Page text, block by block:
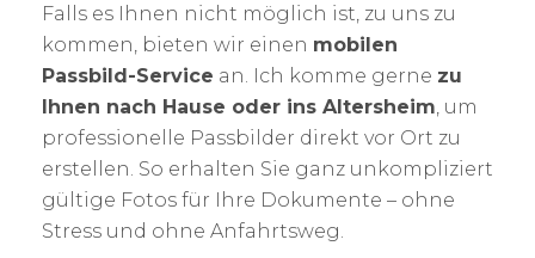
Falls es Ihnen nicht möglich ist, zu uns zu
kommen, bieten wir einen mobilen
Passbild-Service an. Ich komme gerne zu
Ihnen nach Hause oder ins Altersheim , um
professionelle Passbilder direkt vor Ort zu
erstellen. So erhalten Sie ganz unkompliziert
gültige Fotos für Ihre Dokumente – ohne
Stress und ohne Anfahrtsweg.